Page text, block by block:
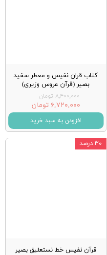
کتاب قران نفیس و معطر سفید
بصیر (قرآن عروس وزیری)
۸,۴۰۰,۰۰۰ تومان
۶,۷۲۰,۰۰۰ تومان
افزودن به سبد خرید
قرآن نفیس خط نستعلیق بصیر
۳۰ درصد